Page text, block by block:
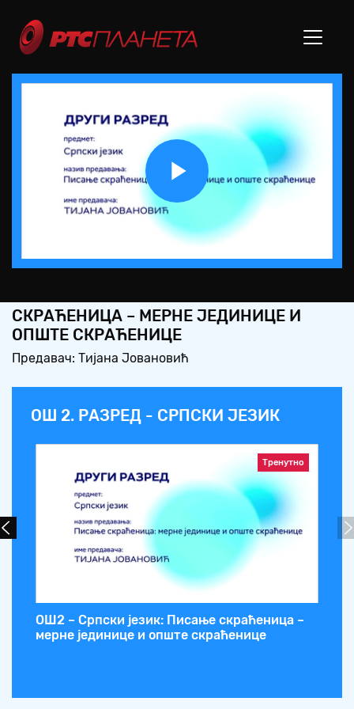
Play
Video
СКРАЋЕНИЦА – МЕРНЕ ЈЕДИНИЦЕ И
ОПШТЕ СКРАЋЕНИЦЕ
Предавач: Тијана Јовановић
ОШ 2. РАЗРЕД - СРПСКИ ЈЕЗИК
Тренутно
ОШ2 – Српски језик: Писање скраћеница –
мерне јединице и опште скраћенице